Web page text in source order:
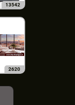
13542
2620